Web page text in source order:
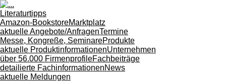
Literaturtipps
Amazon-BookstoreMarktplatz
aktuelle Angebote/AnfragenTermine
Messe, Kongreße, SeminareProdukte
aktuelle ProduktinformationenUnternehmen
über 56.000 FirmenprofileFachbeiträge
detailierte FachinformationenNews
aktuelle Meldungen